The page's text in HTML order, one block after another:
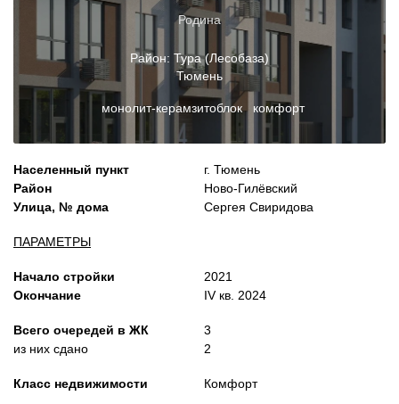
Родина
Район: Тура (Лесобаза)
Тюмень
монолит-керамзитоблок комфорт
Населенный пункт
Район
Улица, № дома
ПАРАМЕТРЫ
Начало стройки
Окончание
Всего очередей в ЖК
из них сдано
Класс недвижимости
г. Тюмень
Ново-Гилёвский
Сергея Свиридова
2021
IV кв. 2024
3
2
Комфорт